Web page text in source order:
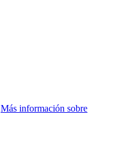
Más información sobre